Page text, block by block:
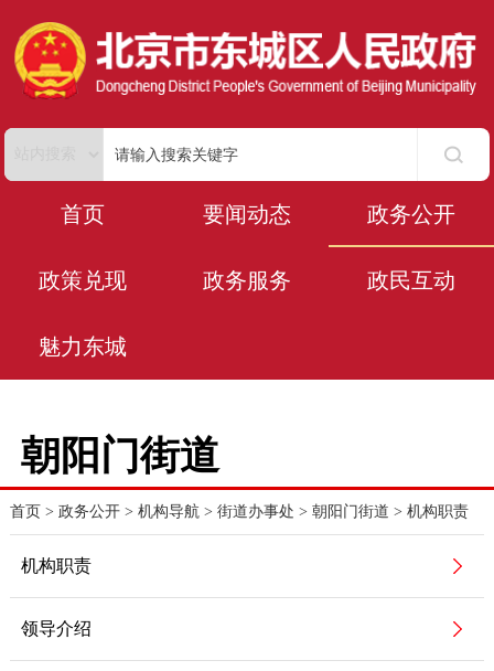
首页 要闻动态 政务公开
政策兑现 政务服务 政民互动
魅力东城
朝阳门街道
首页 > 政务公开> 机构导航 > 街道办事处 > 朝阳门街道 > 机构职责
机构职责
领导介绍